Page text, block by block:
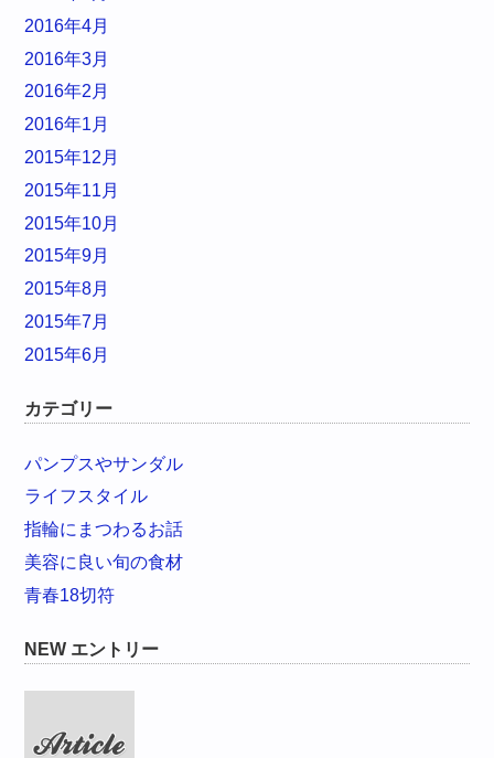
2016年4月
2016年3月
2016年2月
2016年1月
2015年12月
2015年11月
2015年10月
2015年9月
2015年8月
2015年7月
2015年6月
カテゴリー
パンプスやサンダル
ライフスタイル
指輪にまつわるお話
美容に良い旬の食材
青春18切符
NEW エントリー